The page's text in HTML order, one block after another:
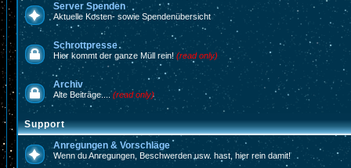
Server Spenden
Aktuelle Kosten- sowie Spendenübersicht
Schrottpresse
Hier kommt der ganze Müll rein! (read only)
Archiv
Alte Beiträge....(read only)
Support
Anregungen & Vorschläge
Wenn du Anregungen, Beschwerden usw. hast, hier rein damit!